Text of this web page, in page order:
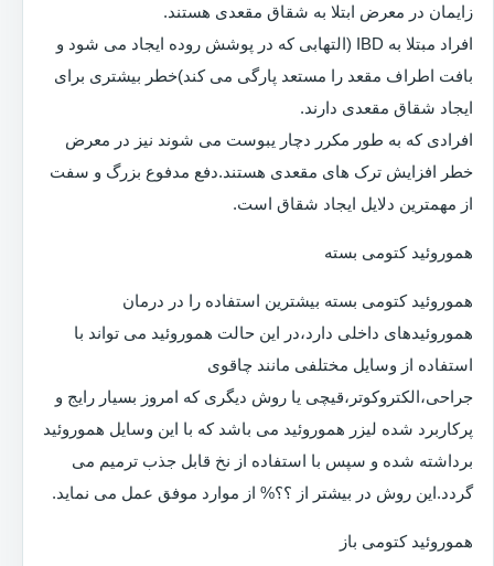
زایمان در معرض ابتلا به شقاق مقعدی هستند.
افراد مبتلا به IBD (التهابی که در پوشش روده ایجاد می شود و
بافت اطراف مقعد را مستعد پارگی می کند)خطر بیشتری برای
ایجاد شقاق مقعدی دارند.
افرادی که به طور مکرر دچار یبوست می شوند نیز در معرض
خطر افزایش ترک های مقعدی هستند.دفع مدفوع بزرگ و سفت
از مهمترین دلایل ایجاد شقاق است.
هموروئید کتومی بسته
هموروئید کتومی بسته بیشترین استفاده را در درمان
هموروئیدهای داخلی دارد،در این حالت هموروئید می تواند با
استفاده از وسایل مختلفی مانند چاقوی
جراحی،الکتروکوتر،قیچی یا روش دیگری که امروز بسیار رایج و
پرکاربرد شده لیزر هموروئید می باشد که با این وسایل هموروئید
برداشته شده و سپس با استفاده از نخ قابل جذب ترمیم می
گردد.این روش در بیشتر از ؟؟% از موارد موفق عمل می نماید.
هموروئید کتومی باز